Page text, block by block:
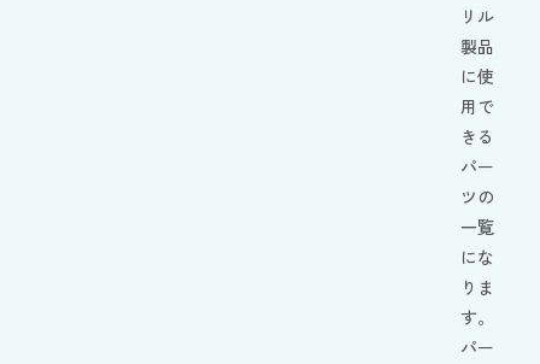
リル
製品
に使
用で
きる
パー
ツの
一覧
にな
りま
す。
パー